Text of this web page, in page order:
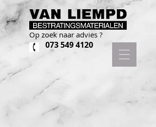
Op zoek naar advies ?
073 549 4120